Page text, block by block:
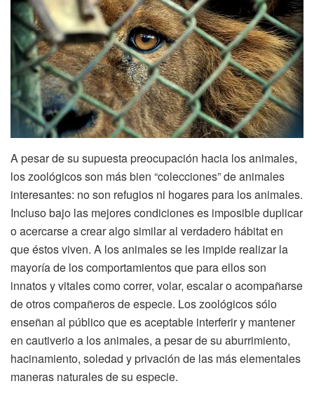
A pesar de su supuesta preocupación hacia los animales,
los zoológicos son más bien “colecciones” de animales
interesantes: no son refugios ni hogares para los animales.
Incluso bajo las mejores condiciones es imposible duplicar
o acercarse a crear algo similar al verdadero hábitat en
que éstos viven. A los animales se les impide realizar la
mayoría de los comportamientos que para ellos son
innatos y vitales como correr, volar, escalar o acompañarse
de otros compañeros de especie. Los zoológicos sólo
enseñan al público que es aceptable interferir y mantener
en cautiverio a los animales, a pesar de su aburrimiento,
hacinamiento, soledad y privación de las más elementales
maneras naturales de su especie.